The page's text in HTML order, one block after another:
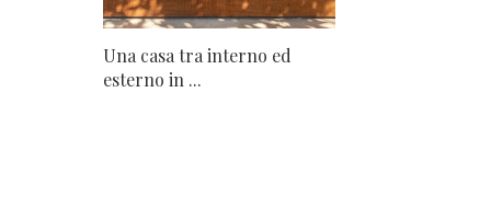
Una casa tra interno ed
esterno in ...